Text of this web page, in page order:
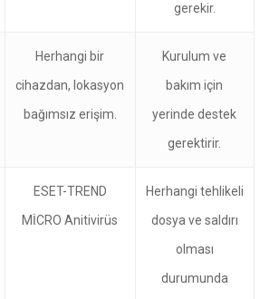
gerekir.
Herhangi bir
cihazdan, lokasyon
bağımsız erişim.
Kurulum ve
bakım için
yerinde destek
gerektirir.
ESET-TREND
MİCRO Anitivirüs
Herhangi tehlikeli
dosya ve saldırı
olması
durumunda